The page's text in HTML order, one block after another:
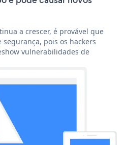
a crescer, é provável que
pois os hackers
vulnerabilidades de